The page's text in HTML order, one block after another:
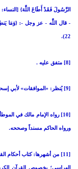
22).
[8] متفق عليه .
ورواه الحاكم مسنداً وصححه.
[11] من أشهرها: كتاب أحكام
الهراسي؛ بخصوص القرآن